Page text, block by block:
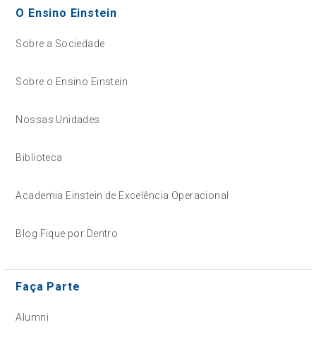
O Ensino Einstein
Sobre a Sociedade
Sobre o Ensino Einstein
Nossas Unidades
Biblioteca
Academia Einstein de Excelência Operacional
Blog Fique por Dentro
Faça Parte
Alumni